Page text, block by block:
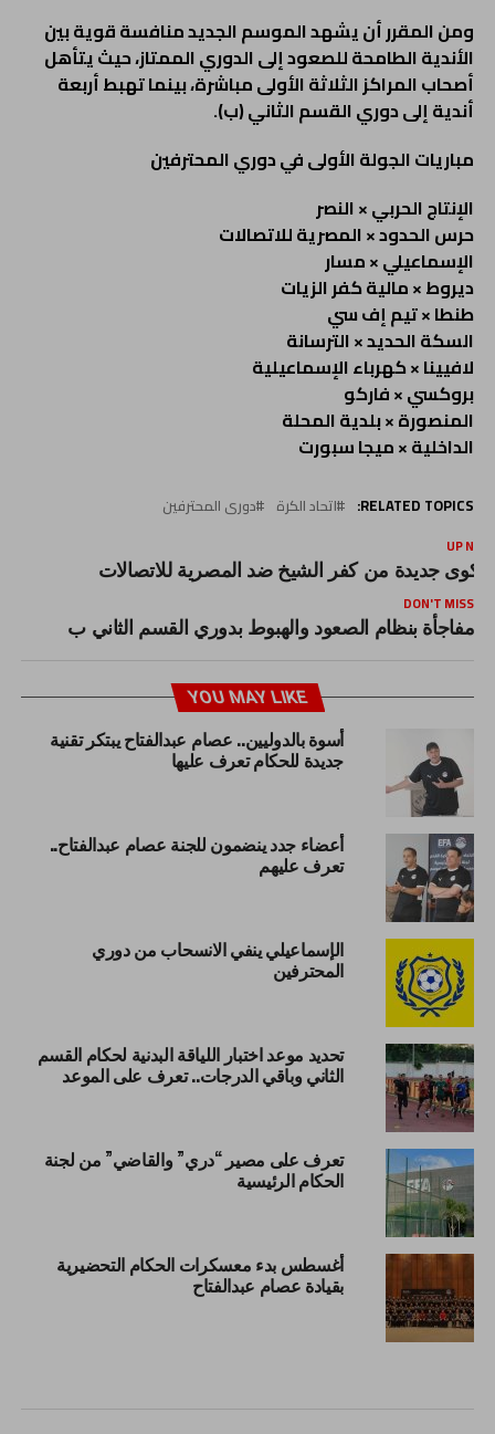
ومن المقرر أن يشهد الموسم الجديد منافسة قوية بين
الأندية الطامحة للصعود إلى الدوري الممتاز، حيث يتأهل
أصحاب المراكز الثلاثة الأولى مباشرة، بينما تهبط أربعة
أندية إلى دوري القسم الثاني (ب).
مباريات الجولة الأولى في دوري المحترفين
الإنتاج الحربي × النصر
حرس الحدود × المصرية للاتصالات
الإسماعيلي × مسار
ديروط × مالية كفر الزيات
طنطا × تيم إف سي
السكة الحديد × الترسانة
لافيينا × كهرباء الإسماعيلية
بروكسي × فاركو
المنصورة × بلدية المحلة
الداخلية × ميجا سبورت
RELATED TOPICS: اتحاد الكرة دورى المحترفين
UP
جديدة من كفر الشيخ ضد المصرية للاتصالات
DON'T MISS
مفاجأة بنظام الصعود والهبوط بدوري القسم الثاني ب
YOU MAY LIKE
أسوة بالدوليين.. عصام عبدالفتاح يبتكر تقنية
جديدة للحكام تعرف عليها
أعضاء جدد ينضمون للجنة عصام عبدالفتاح..
تعرف عليهم
الإسماعيلي ينفي الانسحاب من دوري
المحترفين
تحديد موعد اختبار اللياقة البدنية لحكام القسم
الثاني وباقي الدرجات.. تعرف على الموعد
تعرف على مصير “دري” والقاضي” من لجنة
الحكام الرئيسية
أغسطس بدء معسكرات الحكام التحضيرية
بقيادة عصام عبدالفتاح